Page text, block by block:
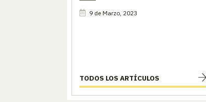
9 de Marzo, 2023
TODOS LOS ARTÍCULOS